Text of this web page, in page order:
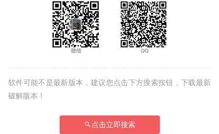
软件可能不是最新版本，建议您点击下方搜索按钮，下载最新
破解版本！
点击立即搜索